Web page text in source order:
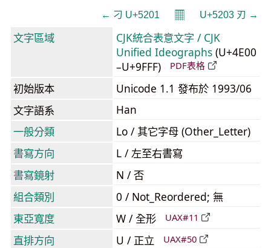
← 刁 U+5201 𝄜 U+5203 刃 →
文字區域
CJK統合表意文字 / CJK
Unified Ideographs (U+4E00
–U+9FFF)
PDF表格
初始版本
Unicode 1.1 發布於 1993/06
文字語系
Han
一般分類
Lo / 其它字母 (Other_Letter)
書寫方向
L / 左至右書寫
書寫鏡射
N / 否
組合類別
0 / Not_Reordered; 無
東亞寬度
W / 全形 UAX#11
直排方向 U / 正立 UAX#50